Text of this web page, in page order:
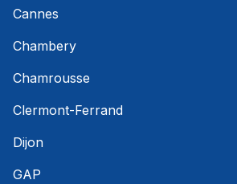
Cannes
Chambery
Chamrousse
Clermont-Ferrand
Dijon
GAP